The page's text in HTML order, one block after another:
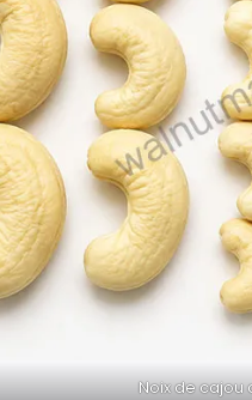
Noix de cajou